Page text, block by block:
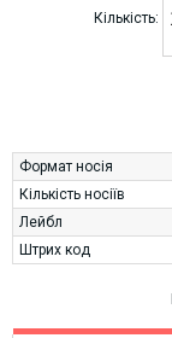
Кількість:
Формат носія
Кількість носіїв
Лейбл
Штрих код